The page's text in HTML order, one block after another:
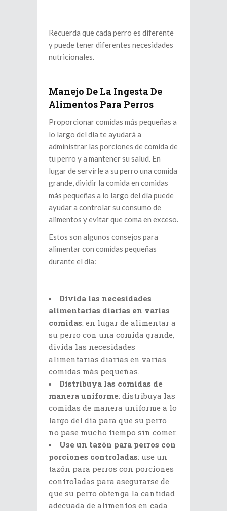
Recuerda que cada perro es diferente
y puede tener diferentes necesidades
nutricionales.
Manejo De La Ingesta De
Alimentos Para Perros
Proporcionar comidas más pequeñas a
lo largo del día te ayudará a
administrar las porciones de comida de
tu perro y a mantener su salud. En
lugar de servirle a su perro una comida
grande, dividir la comida en comidas
más pequeñas a lo largo del día puede
ayudar a controlar su consumo de
alimentos y evitar que coma en exceso.
Estos son algunos consejos para
alimentar con comidas pequeñas
durante el día:
Divida las necesidades
alimentarias diarias en varias
comidas: en lugar de alimentar a
su perro con una comida grande,
divida las necesidades
alimentarias diarias en varias
comidas más pequeñas.
Distribuya las comidas de
manera uniforme: distribuya las
comidas de manera uniforme a lo
largo del día para que su perro
no pase mucho tiempo sin comer.
Use un tazón para perros con
porciones controladas: use un
tazón para perros con porciones
controladas para asegurarse de
que su perro obtenga la cantidad
adecuada de alimentos en cada